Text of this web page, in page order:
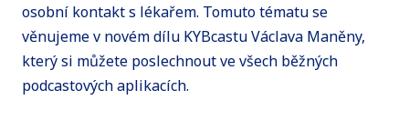
osobní kontakt s lékařem. Tomuto tématu se
věnujeme v novém dílu KYBcastu Václava Maněny,
který si můžete poslechnout ve všech běžných
podcastových aplikacích.